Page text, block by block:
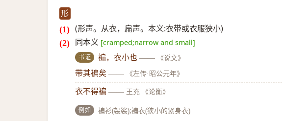
形
(形声。从衣，扁声。本义:衣带或衣服狭小)
同本义 [cramped;narrow and small]
书证 褊，衣小也 —— 《说文》
带其褊矣 —— 《左传·昭公元年》
衣不得褊 —— 王充 《论衡》
例如 褊衫(袈裟);褊衣(狭小的紧身衣)